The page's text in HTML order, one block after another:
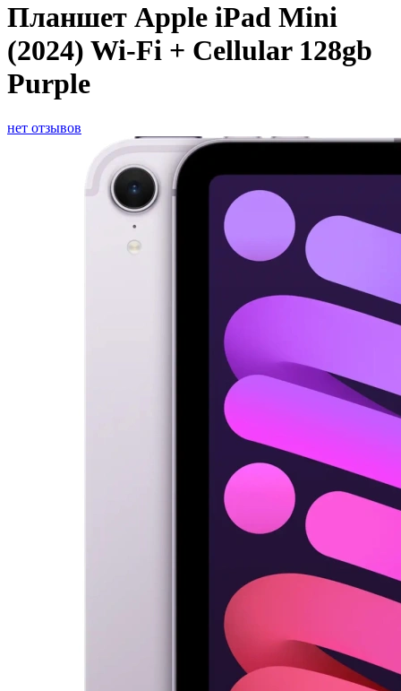
Планшет Apple iPad Mini
(2024) Wi-Fi + Cellular 128gb
Purple
нет отзывов